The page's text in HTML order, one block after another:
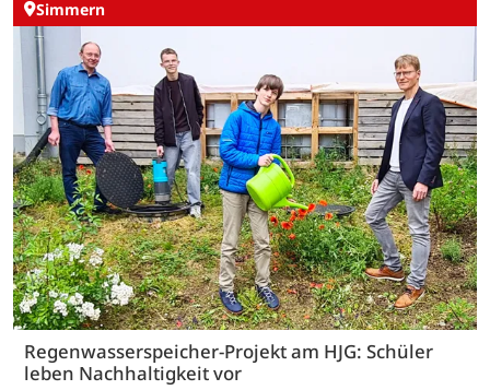
Simmern
Regenwasserspeicher-Projekt am HJG: Schüler
leben Nachhaltigkeit vor